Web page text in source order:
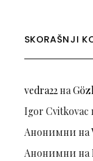
SKORAŠNJI
vedra22на
Igor Cvitkovac
Анонимни на
Анонимни на